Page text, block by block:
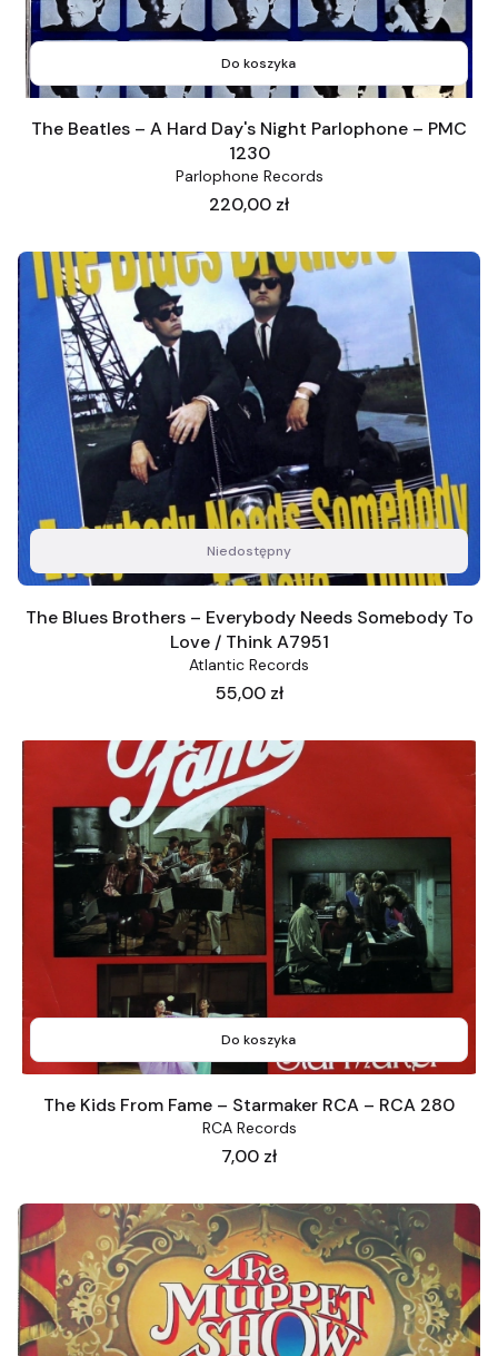
Do koszyka
The Beatles – A Hard Day's Night Parlophone – PMC
1230
Parlophone Records
Cena
220,00 zł
Niedostępny
The Blues Brothers ‎– Everybody Needs Somebody To
Love / Think A7951
Atlantic Records
Cena
55,00 zł
Do koszyka
The Kids From Fame ‎– Starmaker RCA ‎– RCA 280
RCA Records
Cena
7,00 zł